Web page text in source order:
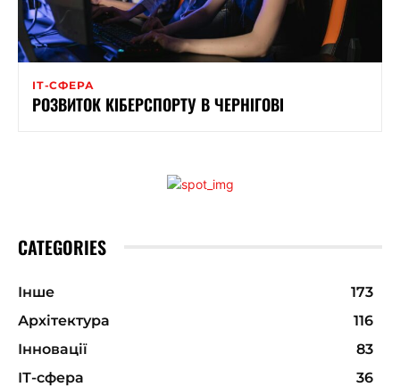
ІТ-СФЕРА
РОЗВИТОК КІБЕРСПОРТУ В ЧЕРНІГОВІ
CATEGORIES
Інше
173
Архітектура
116
Інновації
83
ІТ-сфера
36